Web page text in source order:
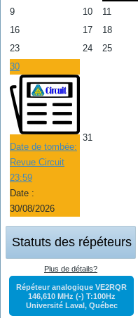
9 10 11
16
17 18
23
24 25
30
Date de tombée:
Revue Circuit
23:59
Date :
30/08/2026
31
Statuts des répéteurs
Plus de détails?
Répéteur analogique VE2RQR
146,610 MHz (-) T:100Hz
Université Laval, Québec